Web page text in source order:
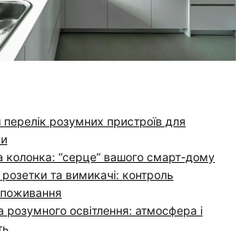
перелік розумних пристроїв для
колонка: “серце” вашого смарт-дому
розетки та вимикачі: контроль
розумного освітлення: атмосфера і